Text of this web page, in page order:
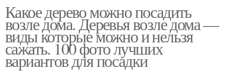
Какое дерево можно посадить
возле дома. Деревья возле дома —
виды которые можно и нельзя
сажать. 100 фото лучших
вариантов для посадки